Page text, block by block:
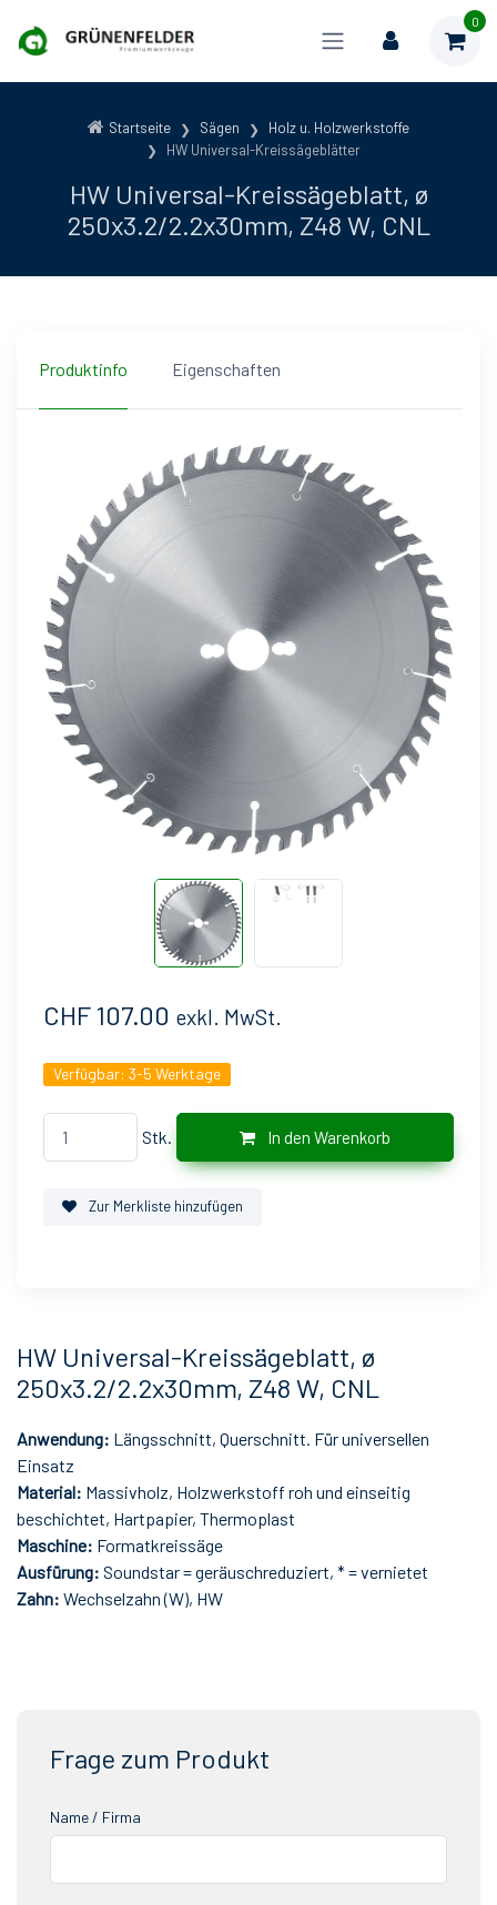
0
Startseite Sägen
Holz u. Holzwerkstoffe
HW Universal-Kreissägeblätter
HW Universal-Kreissägeblatt, ø
250x3.2/2.2x30mm, Z48 W, CNL
Produktinfo Eigenschaften
CHF 107.00 exkl. MwSt.
Verfügbar: 3-5 Werktage
Stk. In den Warenkorb
Zur Merkliste hinzufügen
HW Universal-Kreissägeblatt, ø
250x3.2/2.2x30mm, Z48 W, CNL
Anwendung: Längsschnitt, Querschnitt. Für universellen
Einsatz
Material: Massivholz, Holzwerkstoff roh und einseitig
beschichtet, Hartpapier, Thermoplast
Maschine: Formatkreissäge
Ausfürung: Soundstar = geräuschreduziert, * = vernietet
Zahn: Wechselzahn (W), HW
Frage zum Produkt
Name / Firma